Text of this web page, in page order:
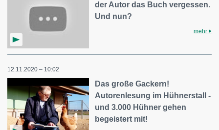
der Autor das Buch vergessen.
Und nun?
mehr
12.11.2020 – 10:02
Das große Gackern!
Autorenlesung im Hühnerstall -
und 3.000 Hühner gehen
begeistert mit!